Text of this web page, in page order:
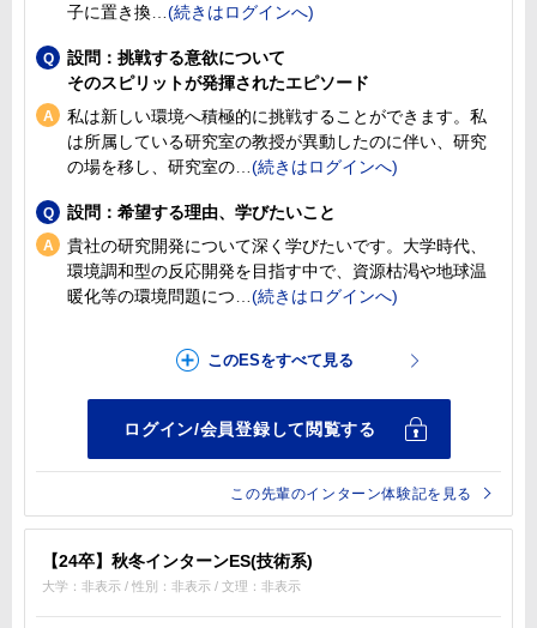
子に置き換
設問：挑戦する意欲について
そのスピリットが発揮されたエピソード
私は新しい環境へ積極的に挑戦することができます。私
は所属している研究室の教授が異動したのに伴い、研究
の場を移し、研究室の
設問：希望する理由、学びたいこと
貴社の研究開発について深く学びたいです。大学時代、
環境調和型の反応開発を目指す中で、資源枯渇や地球温
暖化等の環境問題につ
この先輩のインターン体験記を見る
【24卒】秋冬インターンES(技術系)
大学：非表示 / 性別：非表示 / 文理：非表示